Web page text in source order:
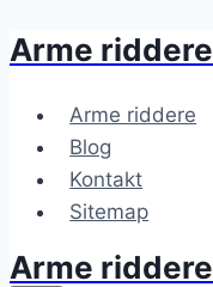
Fortsæt
indhold
Arme riddere
Arme riddere
Blog
Kontakt
Sitemap
Arme riddere